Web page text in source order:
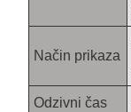
Način prikaza
Odzivni čas